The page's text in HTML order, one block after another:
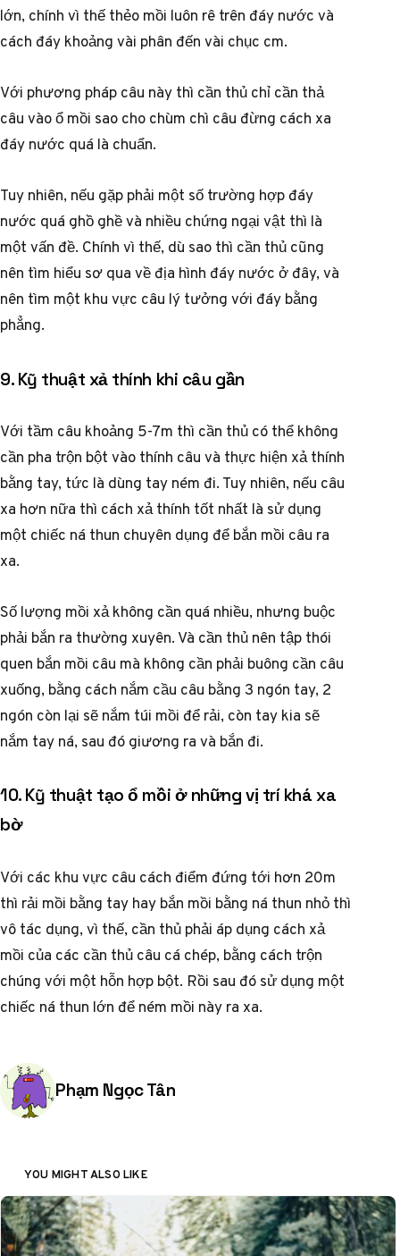
lớn, chính vì thế thẻo mồi luôn rê trên đáy nước và
cách đáy khoảng vài phân đến vài chục cm.
Với phương pháp câu này thì cần thủ chỉ cần thả
câu vào ổ mồi sao cho chùm chì câu đừng cách xa
đáy nước quá là chuẩn.
Tuy nhiên, nếu gặp phải một số trường hợp đáy
nước quá ghồ ghề và nhiều chứng ngại vật thì là
một vấn đề. Chính vì thế, dù sao thì cần thủ cũng
nên tìm hiểu sơ qua về địa hình đáy nước ở đây, và
nên tìm một khu vực câu lý tưởng với đáy bằng
phẳng.
9. Kỹ thuật xả thính khi câu gần
Với tầm câu khoảng 5-7m thì cần thủ có thể không
cần pha trộn bột vào thính câu và thực hiện xả thính
bằng tay, tức là dùng tay ném đi. Tuy nhiên, nếu câu
xa hơn nữa thì cách xả thính tốt nhất là sử dụng
một chiếc ná thun chuyên dụng để bắn mồi câu ra
xa.
Số lượng mồi xả không cần quá nhiều, nhưng buộc
phải bắn ra thường xuyên. Và cần thủ nên tập thói
quen bắn mồi câu mà không cần phải buông cần câu
xuống, bằng cách nắm cầu câu bằng 3 ngón tay, 2
ngón còn lại sẽ nắm túi mồi để rải, còn tay kia sẽ
nắm tay ná, sau đó giương ra và bắn đi.
10. Kỹ thuật tạo ổ mồi ở những vị trí khá xa
bờ
Với các khu vực câu cách điểm đứng tới hơn 20m
thì rải mồi bằng tay hay bắn mồi bằng ná thun nhỏ thì
vô tác dụng, vì thế, cần thủ phải áp dụng cách xả
mồi của các cần thủ câu cá chép, bằng cách trộn
chúng với một hỗn hợp bột. Rồi sau đó sử dụng một
chiếc ná thun lớn để ném mồi này ra xa.
Posted by
Phạm Ngọc Tân
YOU MIGHT ALSO LIKE